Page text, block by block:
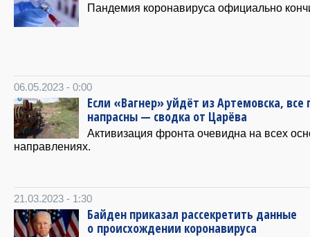
Пандемия коронавируса официально
06.05.2023 - 0:00
Если «Вагнер» уйдёт из Артемовска, все
напрасны — сводка от Царёва
Активизация фронта очевидна на всех
направлениях.
21.03.2023 - 1:30
Байден приказал рассекретить данные
о происхождении коронавируса